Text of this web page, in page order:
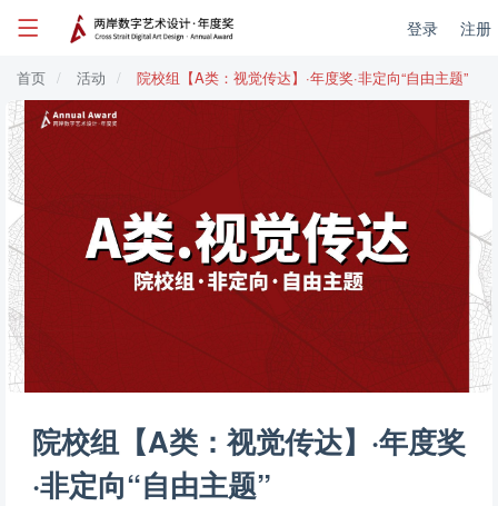
登录 注册
首页 活动 院校组【A类：视觉传达】·年度奖·非定向“自由主题”
院校组【A类：视觉传达】·年度奖
·非定向“自由主题”